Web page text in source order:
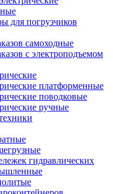
для погрузчиков
самоходные
с электроподъемом
платформенные
поводковые
ручные
гидравлических